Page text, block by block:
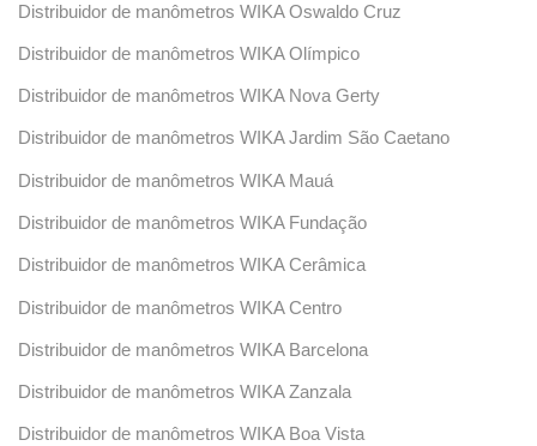
Distribuidor de manômetros WIKA Oswaldo Cruz
Distribuidor de manômetros WIKA Olímpico
Distribuidor de manômetros WIKA Nova Gerty
Distribuidor de manômetros WIKA Jardim São Caetano
Distribuidor de manômetros WIKA Mauá
Distribuidor de manômetros WIKA Fundação
Distribuidor de manômetros WIKA Cerâmica
Distribuidor de manômetros WIKA Centro
Distribuidor de manômetros WIKA Barcelona
Distribuidor de manômetros WIKA Zanzala
Distribuidor de manômetros WIKA Boa Vista